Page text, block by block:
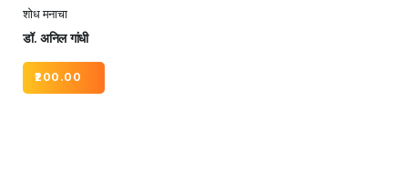
शोध मनाचा
डॉ. अनिल गांधी
200.00